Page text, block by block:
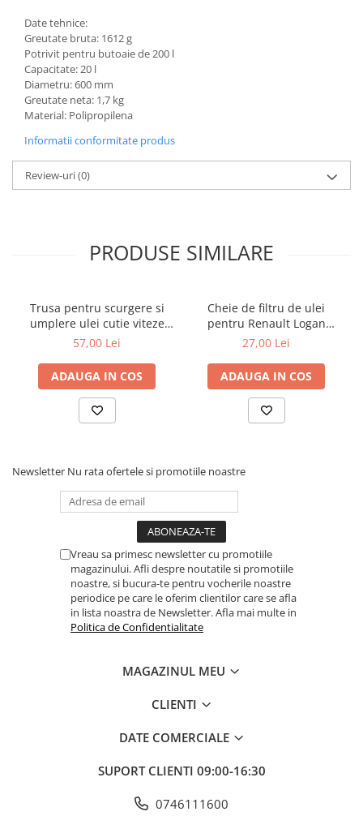
Date tehnice:
Greutate bruta: 1612 g
Potrivit pentru butoaie de 200 l
Capacitate: 20 l
Diametru: 600 mm
Greutate neta: 1,7 kg
Material: Polipropilena
Informatii conformitate produs
Review-uri(0)
PRODUSE SIMILARE
Trusa pentru scurgere si
umplere ulei cutie viteze
automata Mercedes 9G
57,00 Lei
ADAUGA IN COS
Cheie de filtru de ulei
pentru Renault Logan
diesel 3/8" cu 76mm x 12
27,00 Lei
ADAUGA IN COS
Newsletter Nu rata ofertele si promotiile noastre
Vreau sa primesc newsletter cu promotiile
magazinului. Afli despre noutatile si promotiile
noastre, si bucura-te pentru vocherile noastre
periodice pe care le oferim clientilor care se afla
in lista noastra de Newsletter. Afla mai multe in
Politica de Confidentialitate
MAGAZINUL MEU
CLIENTI
DATE COMERCIALE
SUPORT CLIENTI 09:00-16:30
0746111600